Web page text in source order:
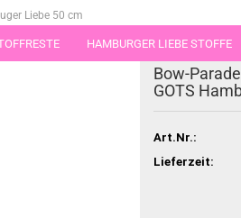
HAMBURGER LIEBE STOFFE
IN STÜCKEN VON 25 UND 50 CM
Liebe 50 cm
Bow-
GOTS
Art.Nr.:
Lieferzeit: